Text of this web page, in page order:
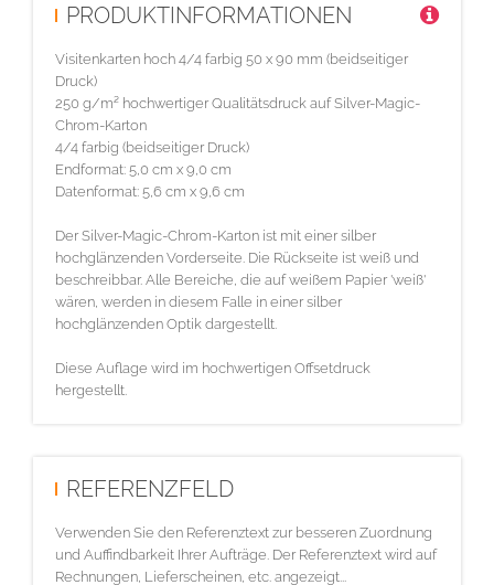
PRODUKTINFORMATIONEN
Visitenkarten hoch 4/4 farbig 50 x 90 mm (beidseitiger
Druck)
250 g/m² hochwertiger Qualitätsdruck auf Silver-Magic-
Chrom-Karton
4/4 farbig (beidseitiger Druck)
Endformat: 5,0 cm x 9,0 cm
Datenformat: 5,6 cm x 9,6 cm
Der Silver-Magic-Chrom-Karton ist mit einer silber
hochglänzenden Vorderseite. Die Rückseite ist weiß und
beschreibbar. Alle Bereiche, die auf weißem Papier 'weiß'
wären, werden in diesem Falle in einer silber
hochglänzenden Optik dargestellt.
Diese Auflage wird im hochwertigen Offsetdruck
hergestellt.
REFERENZFELD
Verwenden Sie den Referenztext zur besseren Zuordnung
und Auffindbarkeit Ihrer Aufträge. Der Referenztext wird auf
Rechnungen, Lieferscheinen, etc. angezeigt...